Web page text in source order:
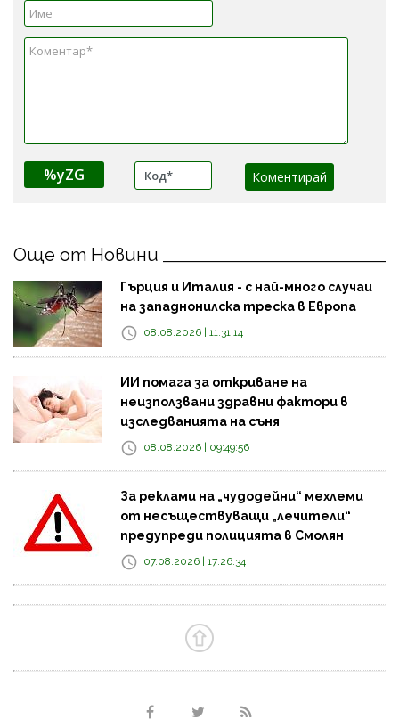
%yZG
Още от Новини
Гърция и Италия - с най-много случаи
на западнонилска треска в Европа
08.08.2026 | 11:31:14
ИИ помага за откриване на
неизползвани здравни фактори в
изследванията на съня
08.08.2026 | 09:49:56
За реклами на „чудодейни“ мехлеми
от несъществуващи „лечители“
предупреди полицията в Смолян
07.08.2026 | 17:26:34